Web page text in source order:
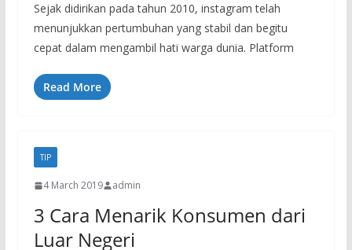
Sejak didirikan pada tahun 2010, instagram telah
menunjukkan pertumbuhan yang stabil dan begitu
cepat dalam mengambil hati warga dunia. Platform
Read More
TIP
4 March 2019 admin
3 Cara Menarik Konsumen dari
Luar Negeri